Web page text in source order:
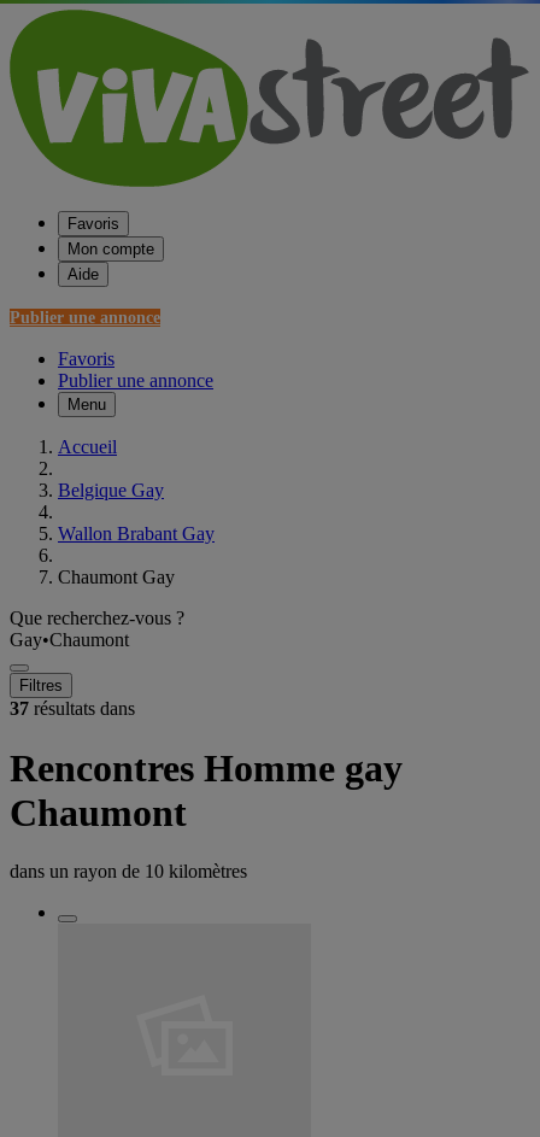
Favoris
Mon compte
Aide
Publier une annonce
Favoris
Publier une annonce
Menu
Accueil
Belgique Gay
Wallon Brabant Gay
Chaumont Gay
Que recherchez-vous ?
Gay•Chaumont
Filtres
37 résultats dans
Rencontres Homme gay
Chaumont
dans un rayon de 10 kilomètres